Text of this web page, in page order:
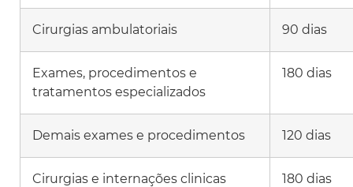
Cirurgias ambulatoriais 90 dias
Exames, procedimentos e
tratamentos especializados
180 dias
Demais exames e procedimentos 120 dias
Cirurgias e internações clinicas 180 dias